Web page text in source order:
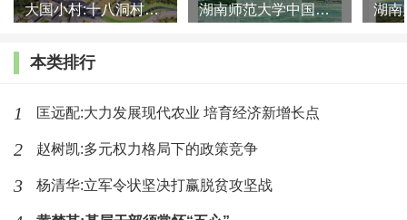
制改革的推进, 农村金融制度也得到重新确立。1978年
中共十一届三中全会通过的《中共中央关于加快农业发
展若干问题的决定 (草案) 》中明确提出“恢复中国农业
银行, 大力发展农村信贷事业”。十一届三中全会以后, 根
据修改后的《农村人民公社工作条例 (试行草案) 》第5
条关于“农村信用合作社是集体金融组织, 又是农业银行
大国小村:十八洞村的现代变迁是一道美丽的风景线 湖南师范大学中国乡村振兴研究院课题组:突出地域特色 推进乡村
本类排行
1 匡远配:大力发展现代农业 培育经济新增长点
2 赵树凯:多元权力格局下的政策竞争
3 杨清华:立军令状坚决打赢脱贫攻坚战